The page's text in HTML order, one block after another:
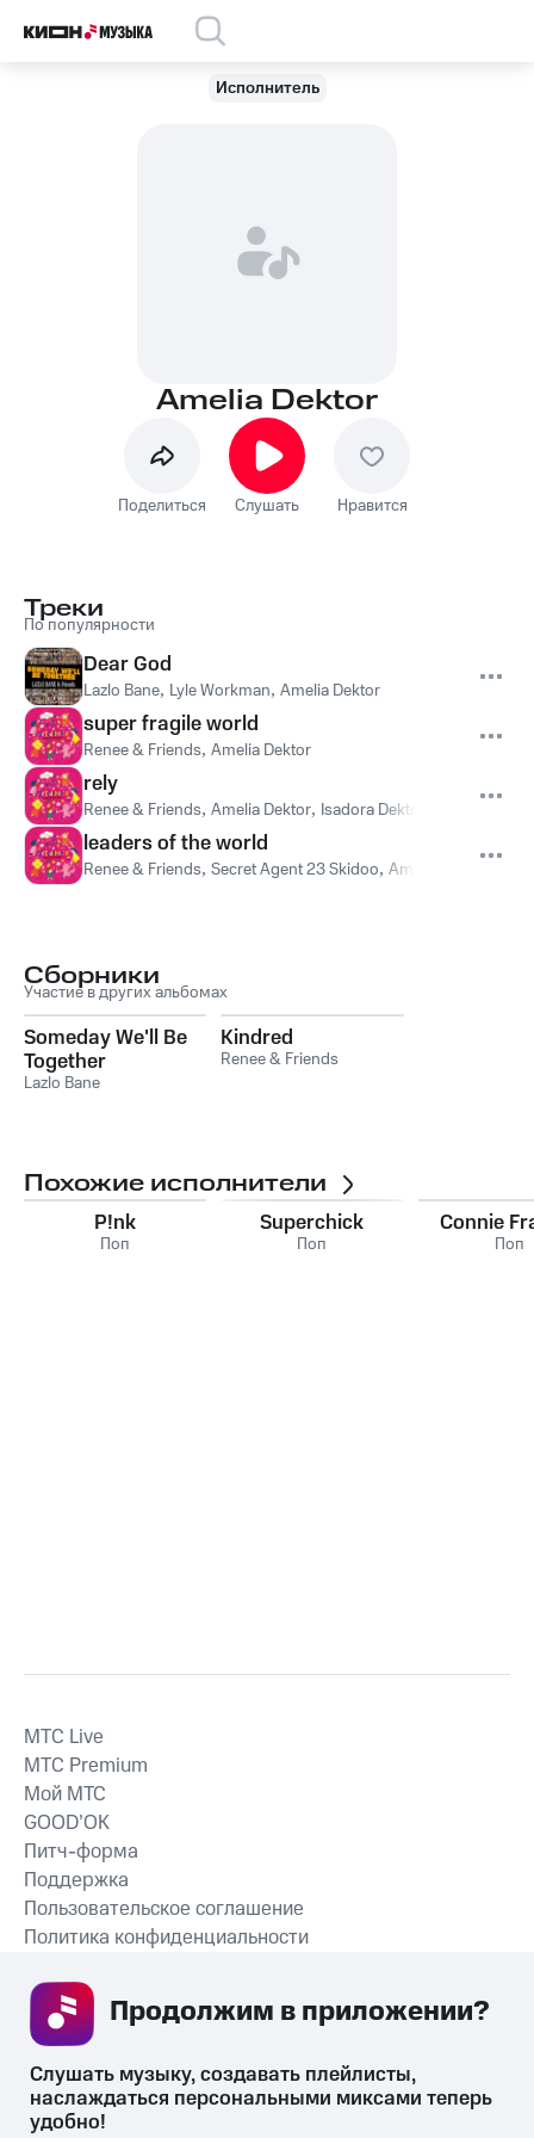
Исполнитель
Amelia Dektor
Поделиться Слушать Нравится
Треки
По популярности
Dear God
Lazlo Bane, Lyle Workman, Amelia Dektor
super fragile world
Renee & Friends, Amelia Dektor
rely
Renee & Friends, Amelia Dektor, Isadora Dektor
leaders of the world
Renee & Friends, Secret Agent 23 Skidoo, Amelia Dektor
Сборники
Участие в других альбомах
Someday We'll Be
Together
Lazlo Bane
Kindred
Renee & Friends
Похожие исполнители
P!nk
Поп
Superchick
Поп
Connie
Поп
СКАЧАТЬ ПРИЛОЖЕНИЕ
MTС Live
MTС Premium
Мой МТС
GOOD’OK
Питч-форма
Поддержка
Пользовательское соглашение
Политика конфиденциальности
Слушать музыку, создавать плейлисты,
наслаждаться персональными миксами теперь
удобно!